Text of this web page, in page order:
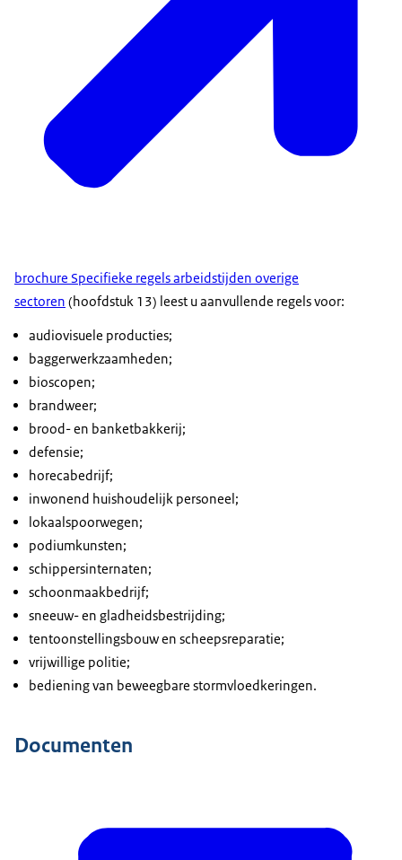
brochure Specifieke regels arbeidstijden overige
sectoren (hoofdstuk 13) leest u aanvullende regels voor:
audiovisuele producties;
baggerwerkzaamheden;
bioscopen;
brandweer;
brood- en banketbakkerij;
defensie;
horecabedrijf;
inwonend huishoudelijk personeel;
lokaalspoorwegen;
podiumkunsten;
schippersinternaten;
schoonmaakbedrijf;
sneeuw- en gladheidsbestrijding;
tentoonstellingsbouw en scheepsreparatie;
vrijwillige politie;
bediening van beweegbare stormvloedkeringen.
Documenten